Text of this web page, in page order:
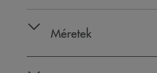
Méretek